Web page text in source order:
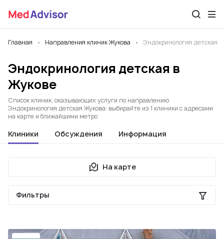
Главная Направления клиник Жукова Эндокринология детская
Эндокринология детская в
Жукове
Список клиник, оказывающих услуги по направлению
Эндокринология детская Жукова: выбирайте из 1 клиники с адресами
на карте и ближайшими метро
Клиники Обсуждения Информация
На карте
Фильтры